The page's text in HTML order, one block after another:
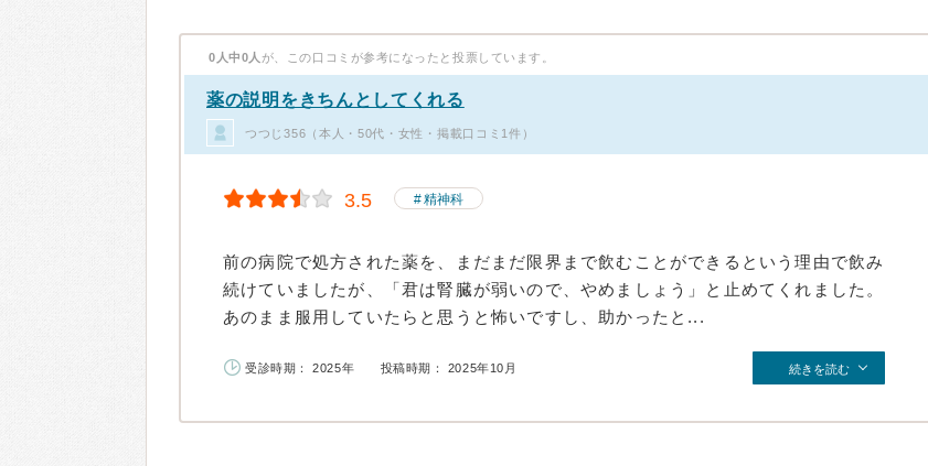
0人中0人 が、この口コミが参考になったと投票しています。
薬の説明をきちんとしてくれる
つつじ356（本人・50代・女性・掲載口コミ1件）
3.5 精神科
前の病院で処方された薬を、まだまだ限界まで飲むことができるという理由で飲み
続けていましたが、「君は腎臓が弱いので、やめましょう」と止めてくれました。
あのまま服用していたらと思うと怖いですし、助かったと...
受診時期： 2025年 投稿時期： 2025年10月 続きを読む